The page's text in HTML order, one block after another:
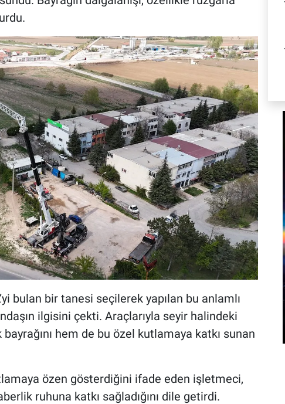
bulan bir tanesi seçilerek yapılan bu anlamlı
ilgisini çekti. Araçlarıyla seyir halindeki
hem de bu özel kutlamaya katkı sunan
özen gösterdiğini ifade eden işletmeci,
ruhuna katkı sağladığını dile getirdi.